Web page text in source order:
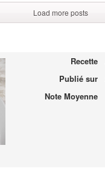
Load more posts
Recette
Publié sur
Note Moyenne